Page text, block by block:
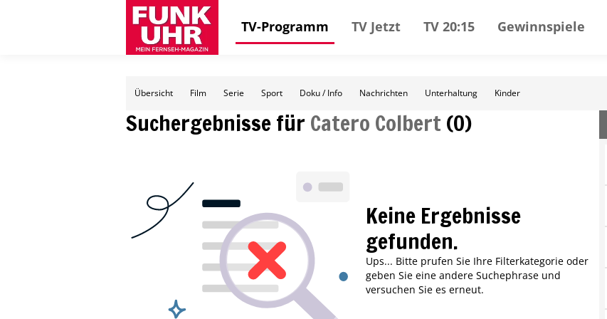
TV-Programm TV Jetzt TV 20:15 Gewinnspiele
Übersicht Film Serie Sport Doku / Info Nachrichten Unterhaltung Kinder
Suchergebnisse für Catero Colbert (0)
Keine Ergebnisse
gefunden.
Ups... Bitte prufen Sie Ihre Filterkategorie oder
geben Sie eine andere Suchephrase und
versuchen Sie es erneut.